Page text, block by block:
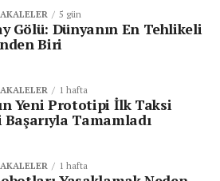
5 gün
Gölü: Dünyanın En Tehlikeli
Biri
1 hafta
Yeni Prototipi İlk Taksi
Tamamladı
1 hafta